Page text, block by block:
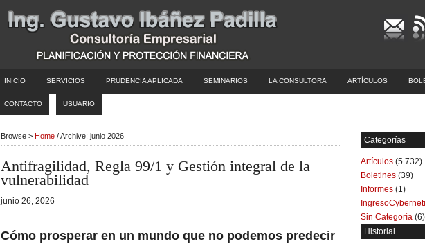
INICIO SERVICIOS PRUDENCIA APLICADA SEMINARIOS LA CONSULTORA ARTÍCULOS
CONTACTO USUARIO
Browse > Home / Archive: junio 2026
Antifragilidad, Regla 99/1 y Gestión integral de la
vulnerabilidad
junio 26, 2026
Cómo prosperar en un mundo que no podemos predecir
Categorías
Artículos (5.732)
Boletines (39)
Informes (1)
Sin Categoría (6)
Historial